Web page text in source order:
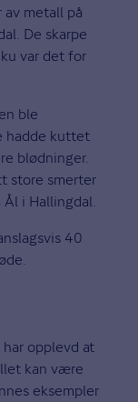
av metall på
De skarpe
var det for
ble
hadde kuttet
blødninger.
store smerter
i Hallingdal.
40
opplevd at
kan være
eksempler